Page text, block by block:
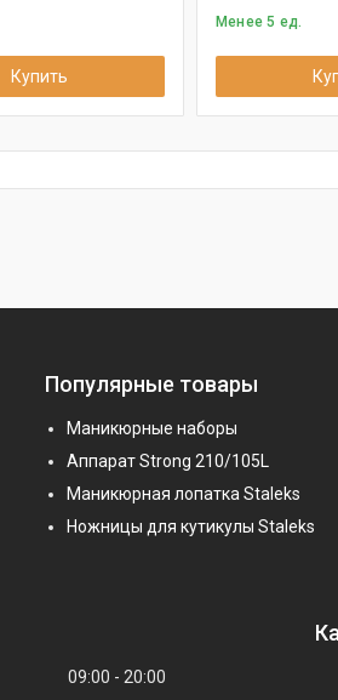
Купить
Менее 5 ед.
Популярные товары
Маникюрные наборы
Аппарат Strong 210/105L
Маникюрная лопатка Staleks
Ножницы для кутикулы Staleks
09:00
20:00